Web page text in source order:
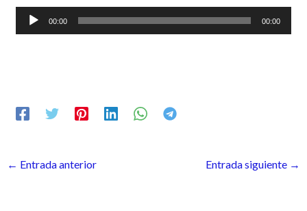
Reproductor
00:00 00:00
← Entrada anterior Entrada siguiente →